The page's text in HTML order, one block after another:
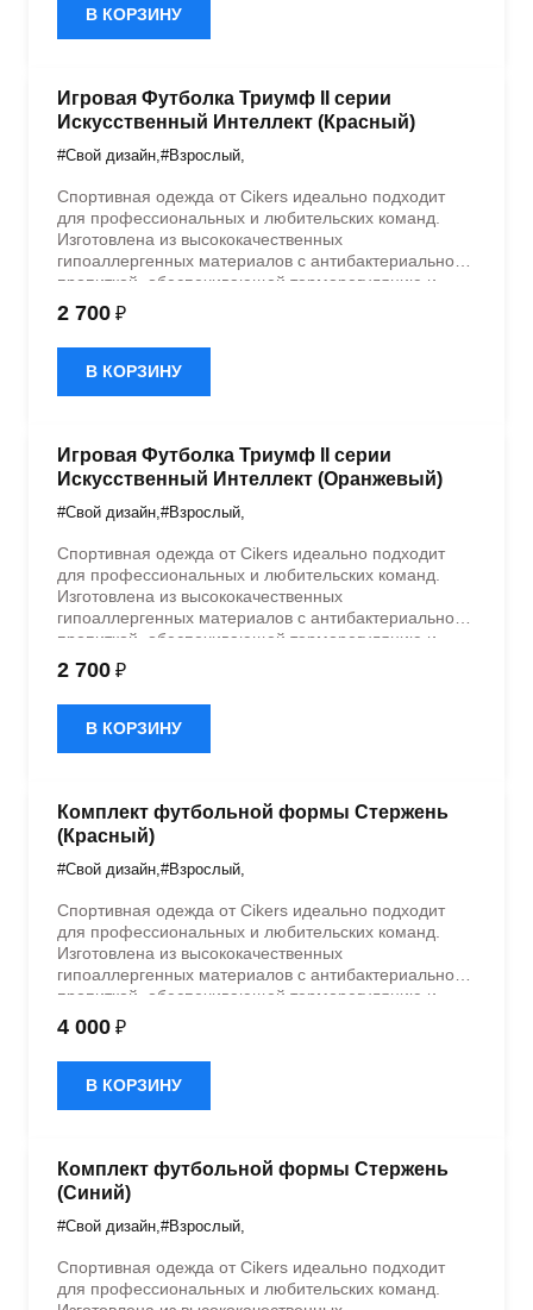
В КОРЗИНУ
Игровая Футболка Триумф II серии
Искусственный Интеллект (Красный)
#Свой дизайн #Взрослый
Спортивная одежда от Cikers идеально подходит
для профессиональных и любительских команд.
Изготовлена из высококачественных
гипоаллергенных материалов с антибактериальной
пропиткой, обеспечивающей терморегуляцию и
быстрое влагоотведение. Одежда обладает
эластичностью в 5 направлениях и стильным
дизайном.
2 700 ₽
В КОРЗИНУ
Игровая Футболка Триумф II серии
Искусственный Интеллект (Оранжевый)
#Свой дизайн #Взрослый
Спортивная одежда от Cikers идеально подходит
для профессиональных и любительских команд.
Изготовлена из высококачественных
гипоаллергенных материалов с антибактериальной
пропиткой, обеспечивающей терморегуляцию и
быстрое влагоотведение. Одежда обладает
эластичностью в 5 направлениях и стильным
дизайном.
2 700 ₽
В КОРЗИНУ
Комплект футбольной формы Стержень
(Красный)
#Свой дизайн #Взрослый
Спортивная одежда от Cikers идеально подходит
для профессиональных и любительских команд.
Изготовлена из высококачественных
гипоаллергенных материалов с антибактериальной
пропиткой, обеспечивающей терморегуляцию и
быстрое влагоотведение. Одежда обладает
эластичностью в 5 направлениях и стильным
дизайном.
4 000 ₽
В КОРЗИНУ
Комплект футбольной формы Стержень
(Синий)
#Свой дизайн #Взрослый
Спортивная одежда от Cikers идеально подходит
для профессиональных и любительских команд.